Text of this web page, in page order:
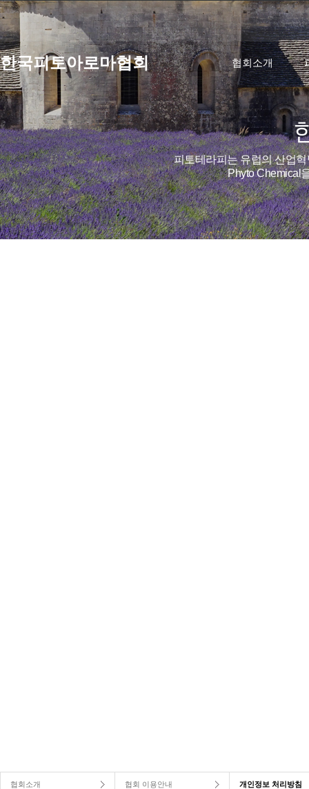
한국피토아로마협회 협회소개
피토테라피는 유럽의 산업
Phyto Chemical
협회소개 협회 이용안내 개인정보 처리방침